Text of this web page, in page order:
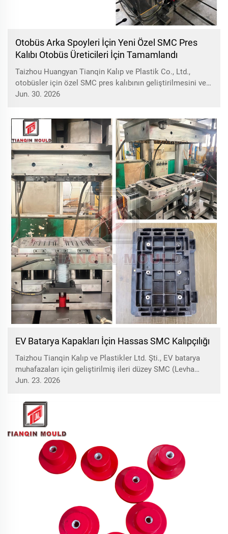
Otobüs Arka Spoyleri İçin Yeni Özel SMC Pres
Kalıbı Otobüs Üreticileri İçin Tamamlandı
Taizhou Huangyan Tianqin Kalıp ve Plastik Co., Ltd.,
otobüsler için özel SMC pres kalıbının geliştirilmesini ve
deneme testini tamamladı; dünya çapında otobüs ve
çözümleri sunuyor....
Jun. 30. 2026
EV Batarya Kapakları İçin Hassas SMC Kalıpçılığı
Taizhou Tianqin Kalıp ve Plastikler Ltd. Şti., EV batarya
muhafazaları için geliştirilmiş ileri düzey SMC (Levha
Kalıplama Bileşimi) sıkıştırma kalıpçılığı araçlarını
paketleri için öncü bir yöntemdir ve üstün...
Jun. 23. 2026